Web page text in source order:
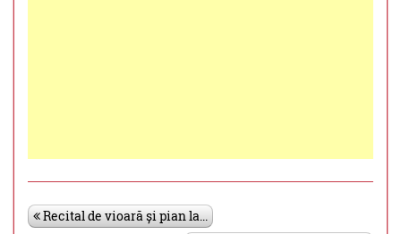
Recital de vioară și pian la...